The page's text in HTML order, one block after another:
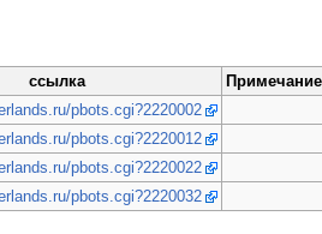
ссылка
Примечание
pbots.cgi?2220002
pbots.cgi?2220012
pbots.cgi?2220022
pbots.cgi?2220032